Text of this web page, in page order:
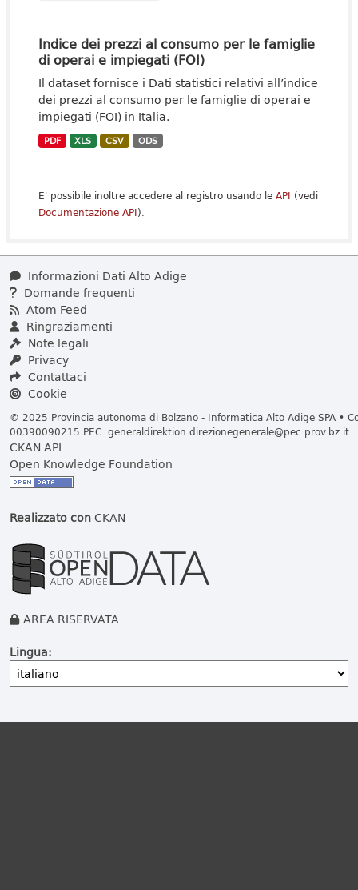
Indice dei prezzi al consumo per le famiglie
di operai e impiegati (FOI)
Il dataset fornisce i Dati statistici relativi all’indice
dei prezzi al consumo per le famiglie di operai e
impiegati (FOI) in Italia.
PDF XLS CSV ODS
E' possibile inoltre accedere al registro usando le API (vedi
Documentazione API).
Informazioni Dati Alto Adige
Domande frequenti
Atom Feed
Ringraziamenti
Note legali
Privacy
Contattaci
Cookie
© 2025 Provincia autonoma di Bolzano - Informatica Alto Adige SPA •
00390090215 PEC: generaldirektion.direzionegenerale@pec.prov.bz.it
CKAN API
Open Knowledge Foundation
Realizzato conCKAN
AREA RISERVATA
Lingua